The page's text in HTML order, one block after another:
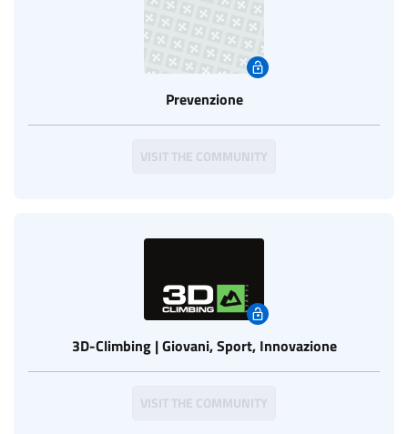
Prevenzione
VISIT THE COMMUNITY
3D-Climbing | Giovani, Sport, Innovazione
VISIT THE COMMUNITY